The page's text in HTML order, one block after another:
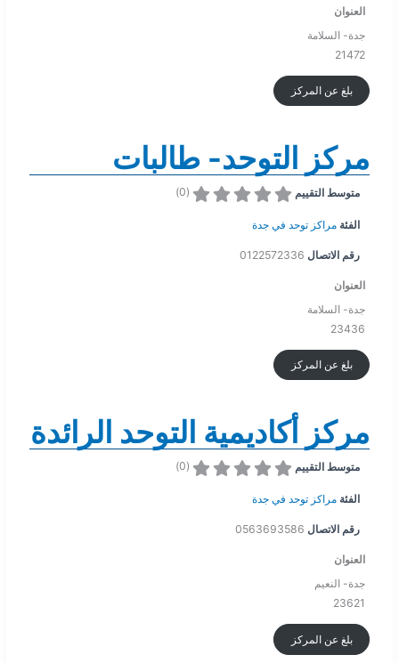
العنوان
جدة- السلامة
21472
بلغ عن المركز
مركز التوحد- طالبات
متوسط التقييم (
0
)
الفئة مراكز توحد في جدة
رقم الاتصال 0122572336
العنوان
جدة- السلامة
23436
بلغ عن المركز
مركز أكاديمية التوحد الرائدة
متوسط التقييم (
0
)
الفئة مراكز توحد في جدة
رقم الاتصال 0563693586
العنوان
جدة- النعيم
23621
بلغ عن المركز